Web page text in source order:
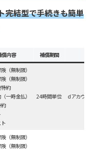
完結型で手続きも簡単
内容 補償期間
（無制限）
（無制限）
約
一時金払）
24時間単位 dアカウン
（無制限）
（無制限）